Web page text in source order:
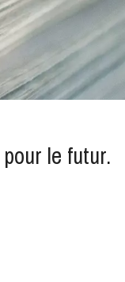
le futur.